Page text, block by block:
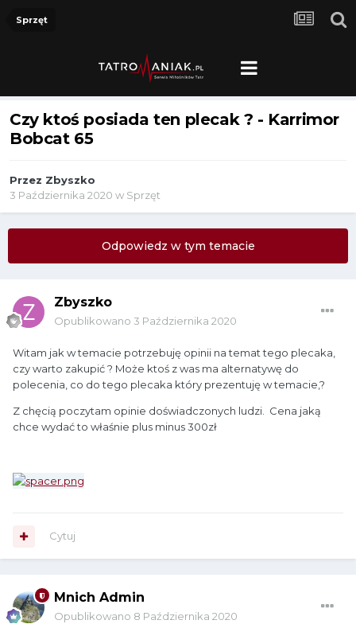
Sprzęt
Czy ktoś posiada ten plecak ? - Karrimor
Bobcat 65
Przez Zbyszko
3 Października 2020 w Sprzęt
Odpowiedz w tym temacie
Zbyszko
Opublikowano 3 Października 2020
Witam jak w temacie potrzebuję opinii na temat tego plecaka,
czy warto zakupić ? Może ktoś z was ma alternatywę do
polecenia, co do tego plecaka który prezentuję w temacie,?
Z chęcią poczytam opinie doświadczonych ludzi. Cena jaką
chce wydać to właśnie plus minus 300zł
Cytuj
Mnich Admin
Opublikowano 8 Października 2020